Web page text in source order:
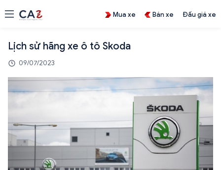
Mua xe Bán xe Đấu giá xe
Lịch sử hãng xe ô tô Skoda
09/07/2023